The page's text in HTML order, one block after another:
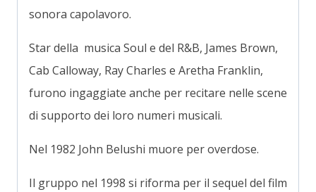
sonora capolavoro.
Star della musica Soul e del R&B, James Brown,
Cab Calloway, Ray Charles e Aretha Franklin,
furono ingaggiate anche per recitare nelle scene
di supporto dei loro numeri musicali.
Nel 1982 John Belushi muore per overdose.
Il gruppo nel 1998 si riforma per il sequel del film